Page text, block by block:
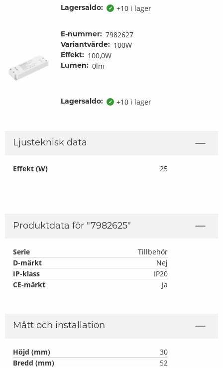
Lagersaldo: ✔ +10 i lager
E-nummer: 7982627
Variantvärde: 100W
Effekt: 100,0W
Lumen: 0lm
Lagersaldo: ✔ +10 i lager
Ljusteknisk data
Effekt (W) 25
Produktdata för "7982625"
Serie
Tillbehör
D-märkt
Nej
IP-klass
IP20
CE-märkt
Ja
Mått och installation
Höjd (mm)
30
Bredd (mm)
52